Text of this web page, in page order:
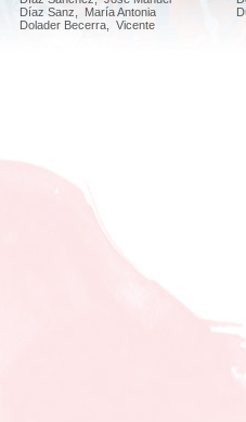
Díaz Sanz, María Antonia
Dolader Becerra, Vicente